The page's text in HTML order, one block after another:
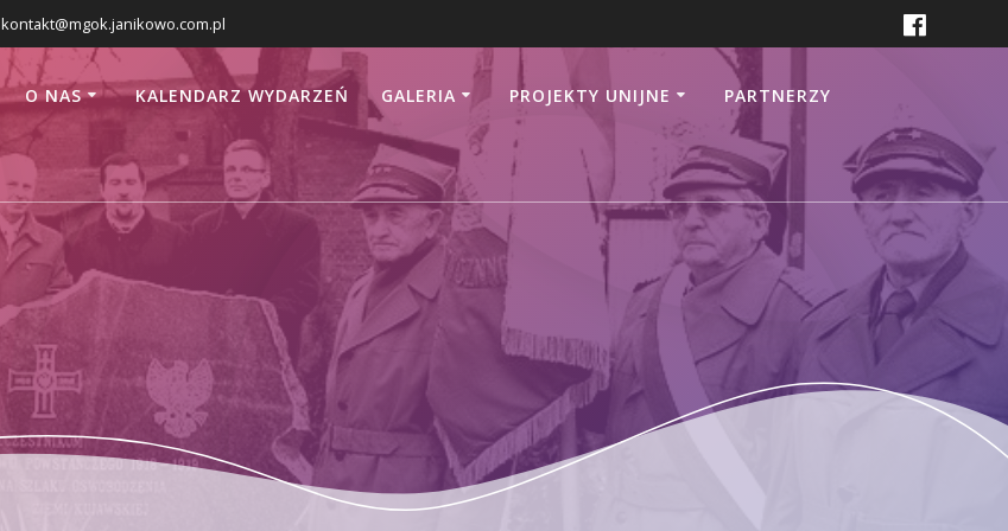
kontakt@mgok.janikowo.com.pl
O NAS KALENDARZ WYDARZEŃ GALERIA PROJEKTY UNIJNE PARTNERZY